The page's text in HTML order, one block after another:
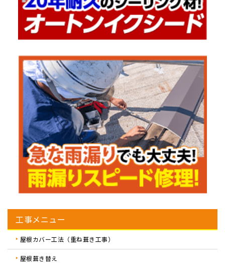
工事メニュー
屋根カバー工法（重ね葺き工事）
屋根葺き替え